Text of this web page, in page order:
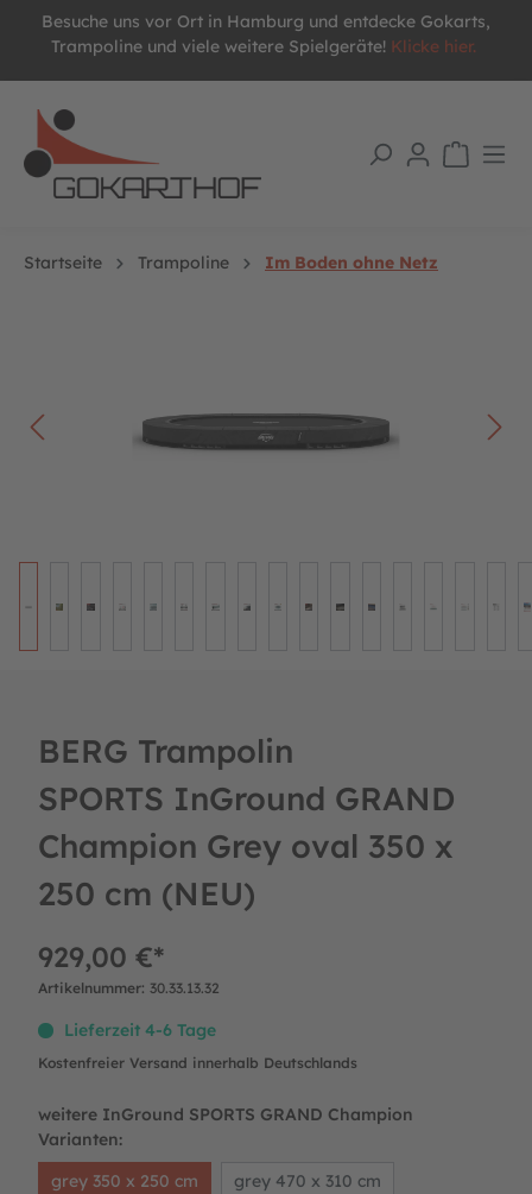
springen
Besuche uns vor Ort in Hamburg und entdecke Gokarts,
Trampoline und viele weitere Spielgeräte! Klicke hier.
Startseite Trampoline
Im Boden ohne Netz
BERG Trampolin
SPORTS InGround GRAND
Champion Grey oval 350 x
250 cm (NEU)
929,00 €*
Artikelnummer: 30.33.13.32
Lieferzeit 4-6 Tage
Kostenfreier Versand innerhalb Deutschlands
weitere InGround SPORTS GRAND Champion
Varianten:
grey 350 x 250 cm
grey 470 x 310 cm